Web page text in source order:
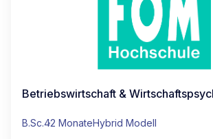
Betriebswirtschaft &
B.Sc.42 MonateHybrid Modell